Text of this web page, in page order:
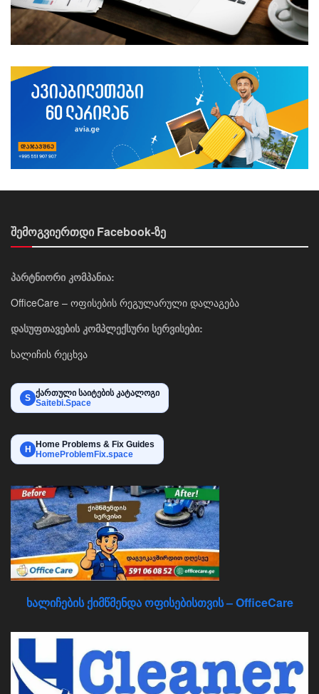
შემოგვიერთდი Facebook-ზე
პარტნიორი კომპანია:
OfficeCare – ოფისების რეგულარული დალაგება
დასუფთავების კომპლექსური სერვისები:
ხალიჩის რეცხვა
S ქართული საიტების კატალოგი
Saitebi.Space
H
Home Problems & Fix Guides
HomeProblemFix.space
ხალიჩების ქიმწმენდა ოფისებისთვის – OfficeCare